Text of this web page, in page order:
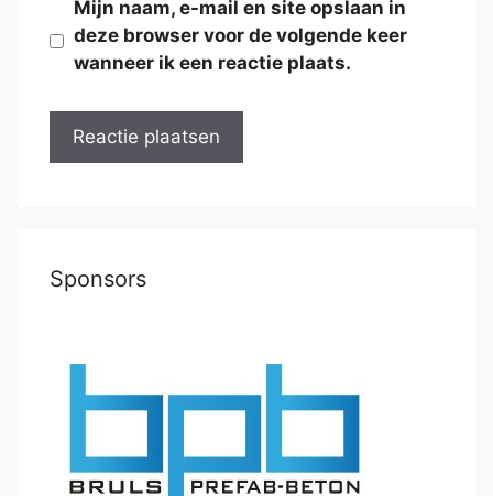
Mijn naam, e-mail en site opslaan in
deze browser voor de volgende keer
wanneer ik een reactie plaats.
Sponsors